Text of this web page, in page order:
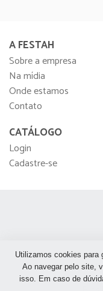
Utilizamos cookies para
Ao navegar pelo site,
isso. Em caso de
A FESTAH
Sobre a empresa
Na mídia
Onde estamos
Contato
CATÁLOGO
Login
Cadastre-se
São Paulo São